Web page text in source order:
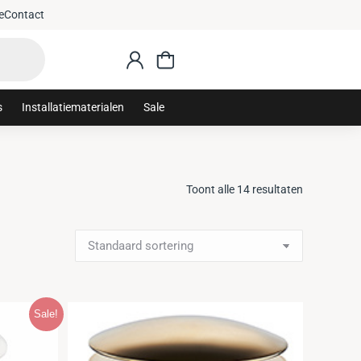
Contact
Installatiematerialen Sale
Toont alle 14 resultaten
Sale!